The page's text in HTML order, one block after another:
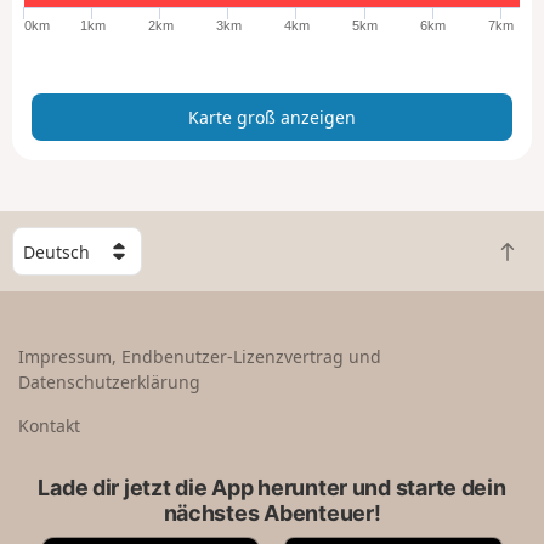
ß
z
i
0km 1km 2km 3km 4km 5km 6km 7km
Karte groß anzeigen
W
ä
h
e
n
Z
u
Impressum, Endbenutzer-Lizenzvertrag und
Datenschutzerklärung
Kontakt
Lade dir jetzt die App herunter und starte dein
nächstes Abenteuer!